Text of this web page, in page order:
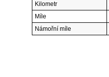
Kilometr
Míle
Námořní míle